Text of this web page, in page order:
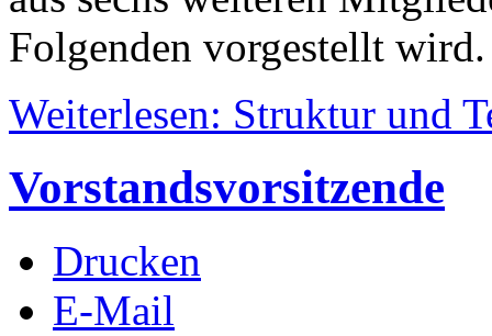
Folgenden vorgestellt wird.
Weiterlesen: Struktur und
Vorstandsvorsitzende
Drucken
E-Mail